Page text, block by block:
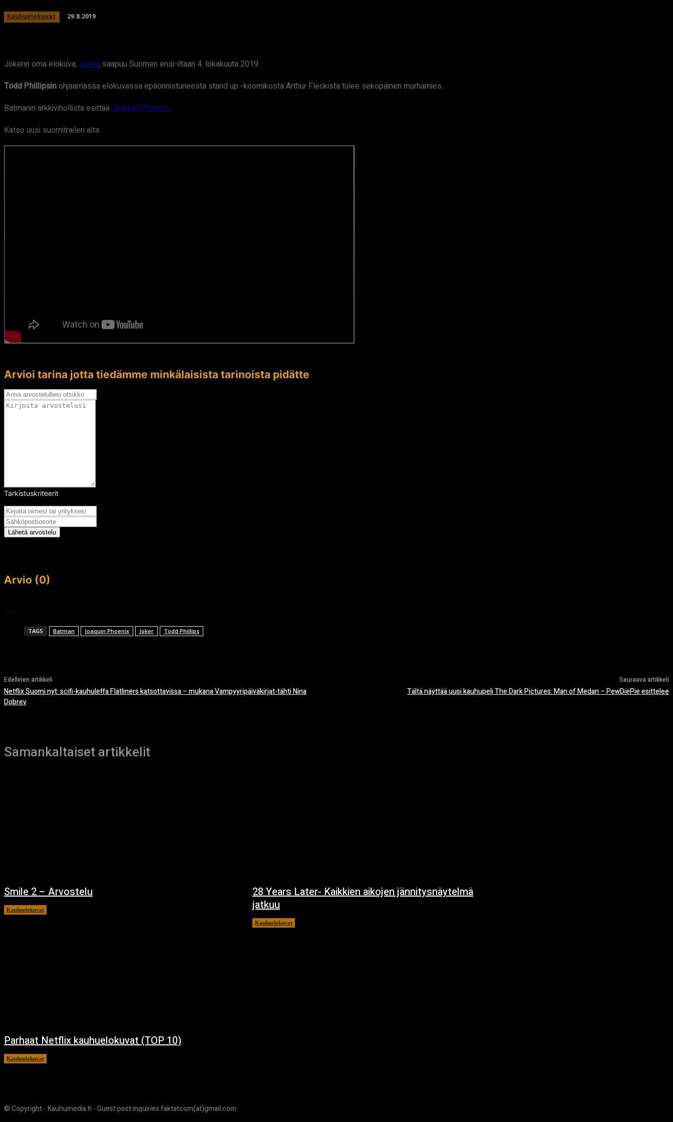
Kauhuelokuvat 29.8.2019
Jokerin oma elokuva, Joker, saapuu Suomen ensi-iltaan 4. lokakuuta 2019.
Todd Phillipsinohjaamassa elokuvassa epäonnistuneesta stand up -koomikosta Arthur Fleckista tulee sekopäinen murhamies.
Batmanin arkkivihollista esittääJoaquin Phoenix.
Katso uusi suomitraileri alta:
Arvioi tarina jotta tiedämme minkälaisista tarinoista pidätte
Tarkistuskriteerit
Lähetä arvostelu
Arvio (0)
TAGS Batman Joaquin Phoenix Joker Todd Phillips
Edellinen artikkeli
Netflix Suomi nyt: scifi-kauhuleffa Flatliners katsottavissa – mukana Vampyyripäiväkirjat-tähti Nina
Dobrev
Seuraava artikkeli
Tältä näyttää uusi kauhupeli The Dark Pictures: Man of Medan – PewDiePie esittelee
Samankaltaiset artikkelit
Smile 2 – Arvostelu
Kauhuelokuvat
28 Years Later- Kaikkien aikojen jännitysnäytelmä
jatkuu
Kauhuelokuvat
Parhaat Netflix kauhuelokuvat (TOP 10)
Kauhuelokuvat
© Copyright - Kauhumedia.fi - Guest post inquiries faktatcom(at)gmail.com